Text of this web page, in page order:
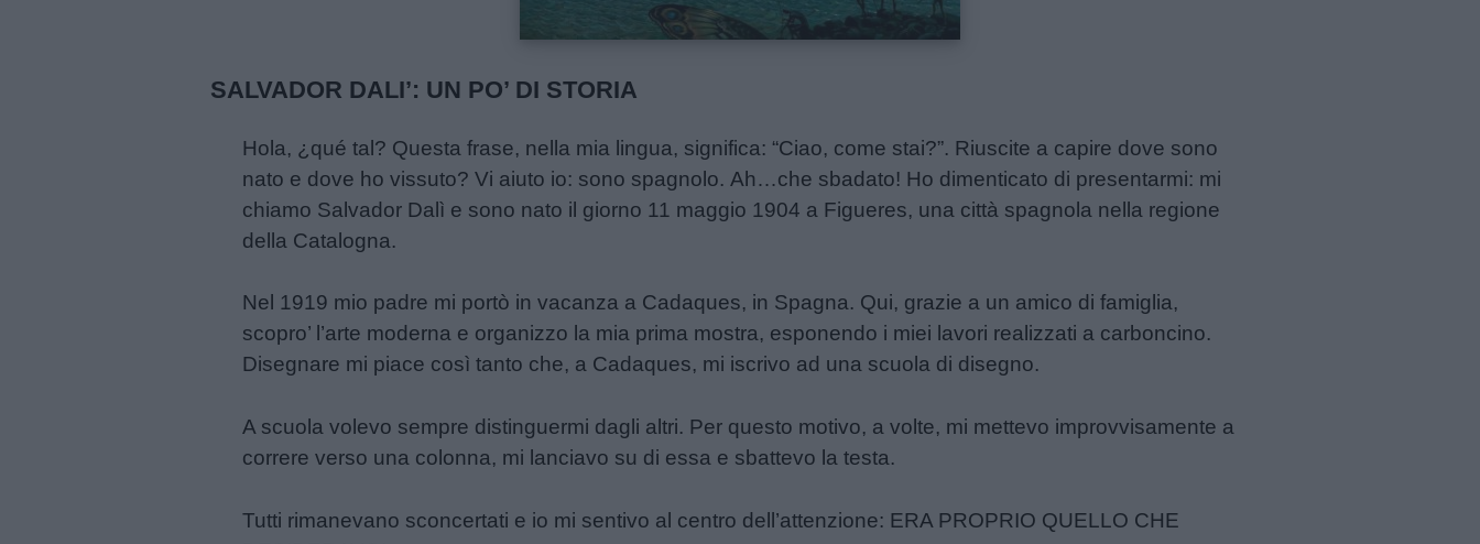
SALVADOR DALI’: UN PO’ DI STORIA
Hola, ¿qué tal? Questa frase, nella mia lingua, significa: “Ciao, come stai?”. Riuscite a capire dove sono
nato e dove ho vissuto? Vi aiuto io: sono spagnolo. Ah…che sbadato! Ho dimenticato di presentarmi: mi
chiamo Salvador Dalì e sono nato il giorno 11 maggio 1904 a Figueres, una città spagnola nella regione
della Catalogna.
Nel 1919 mio padre mi portò in vacanza a Cadaques, in Spagna. Qui, grazie a un amico di famiglia,
scopro’ l’arte moderna e organizzo la mia prima mostra, esponendo i miei lavori realizzati a carboncino.
Disegnare mi piace così tanto che, a Cadaques, mi iscrivo ad una scuola di disegno.
A scuola volevo sempre distinguermi dagli altri. Per questo motivo, a volte, mi mettevo improvvisamente a
correre verso una colonna, mi lanciavo su di essa e sbattevo la testa.
Tutti rimanevano sconcertati e io mi sentivo al centro dell’attenzione: ERA PROPRIO QUELLO CHE